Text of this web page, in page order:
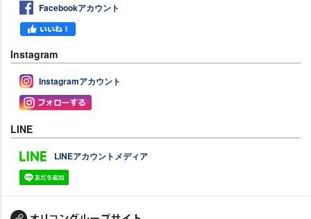
Facebookアカウント
Instagram
Instagramアカウント
LINE
LINEアカウントメディア